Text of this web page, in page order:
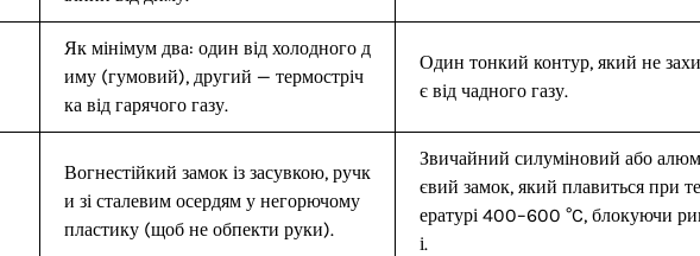
Як мінімум два: один від холодного д
иму (гумовий), другий — термостріч
ка від гарячого газу.
Один тонкий контур, який не
є від чадного газу.
Вогнестійкий замок із засувкою, ручк
и зі сталевим осердям у негорючому
пластику (щоб не обпекти руки).
Звичайний силуміновий або
євий замок, який плавиться при
ературі 400–600 °C, блокуючи
і.